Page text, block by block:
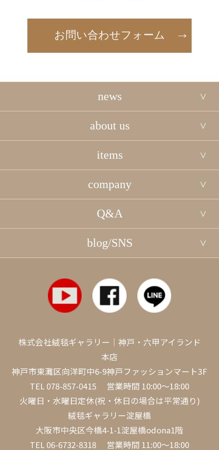
お問い合わせフォーム
news
about us
items
company
Q&A
blog/SNS
株式会社絨毯ギャラリー｜神戸・六甲アイランド
本店
神戸市東灘区向洋町中6-9神戸ファッションマート3F
TEL 078-857-0415 営業時間 10:00～18:00
火曜日・水曜日定休(祝・休日の場合は平常通り)
絨毯ギャラリー淀屋橋
大阪市中央区今橋4-1-1淀屋橋odona1階
TEL 06-6732-8318 営業時間 11:00～18:00